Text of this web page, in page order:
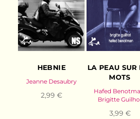
HEBNIE
Jeanne Desaubry
2,99 €
LA PEAU SUR
MOTS
Hafed
Brigitte
3,99 €